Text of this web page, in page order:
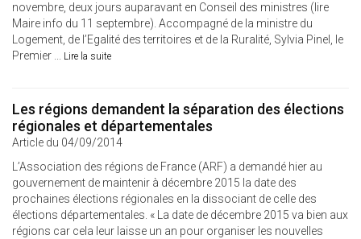
novembre, deux jours auparavant en Conseil des ministres (lire
Maire info du 11 septembre). Accompagné de la ministre du
Logement, de l’Egalité des territoires et de la Ruralité, Sylvia Pinel, le
Premier ... Lire la suite
Les régions demandent la séparation des élections
régionales et départementales
Article du 04/09/2014
L’Association des régions de France (ARF) a demandé hier au
gouvernement de maintenir à décembre 2015 la date des
prochaines élections régionales en la dissociant de celle des
élections départementales. « La date de décembre 2015 va bien aux
régions car cela leur laisse un an pour organiser les nouvelles